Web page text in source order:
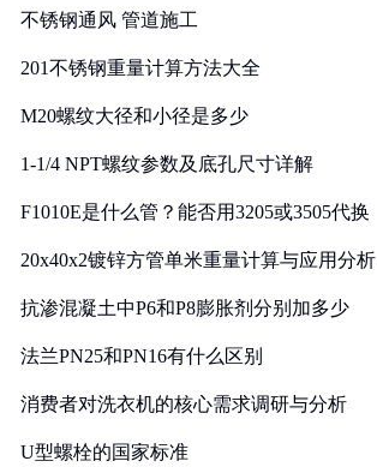
不锈钢通风 管道施工
201不锈钢重量计算方法大全
M20螺纹大径和小径是多少
1-1/4 NPT螺纹参数及底孔尺寸详解
F1010E是什么管？能否用3205或3505代换
20x40x2镀锌方管单米重量计算与应用分析
抗渗混凝土中P6和P8膨胀剂分别加多少
法兰PN25和PN16有什么区别
消费者对洗衣机的核心需求调研与分析
U型螺栓的国家标准